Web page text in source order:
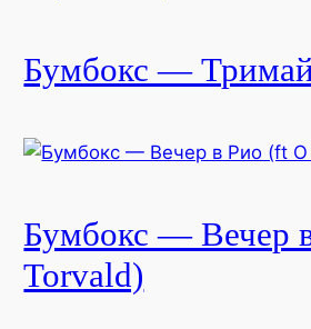
Бумбокс —
Бумбокс — Вечер
Torvald)